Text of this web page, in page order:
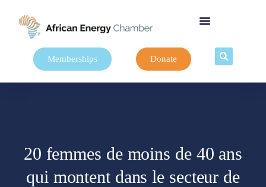
Memberships Donate
20 femmes de moins de 40 ans
qui montent dans le secteur de